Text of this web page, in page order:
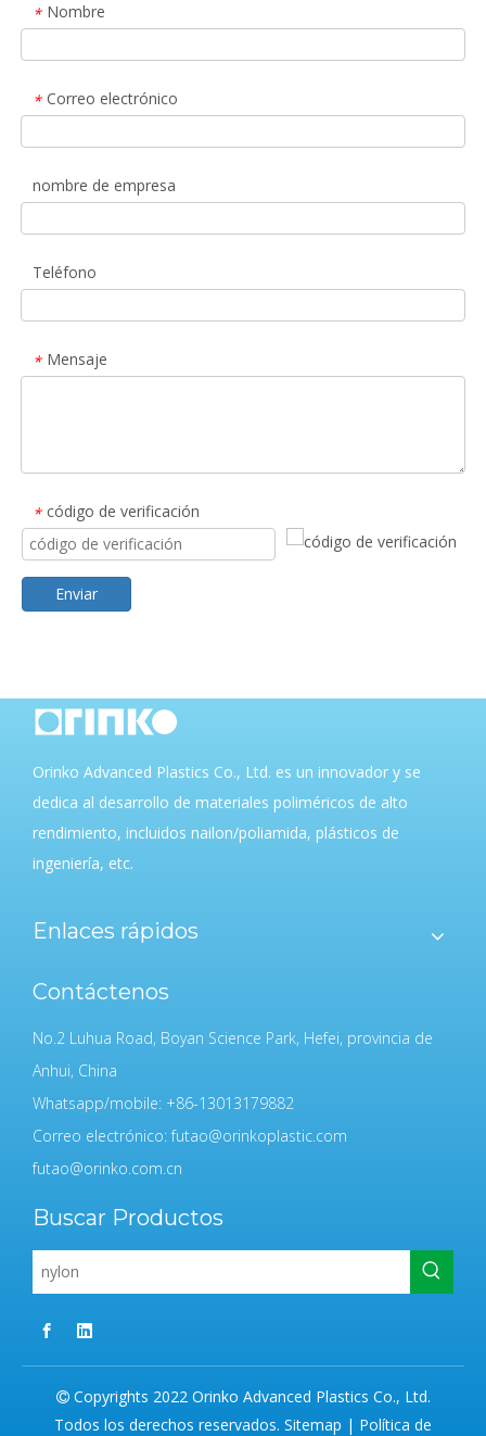
* Nombre
* Correo electrónico
nombre de empresa
Teléfono
* Mensaje
* código de verificación
Enviar
Orinko Advanced Plastics Co., Ltd. es un innovador y se
dedica al desarrollo de materiales poliméricos de alto
rendimiento, incluidos nailon/poliamida, plásticos de
ingeniería, etc.
Enlaces rápidos
Contáctenos
No.2 Luhua Road, Boyan Science Park, Hefei, provincia de
Anhui, China
Whatsapp/mobile: +86-13013179882
Correo electrónico:futao@orinkoplastic.com
futao@orinko.com.cn
Buscar Productos
Copyrights 2022 Orinko Advanced Plastics Co., Ltd.
Todos los derechos reservados. Sitemap | Política de